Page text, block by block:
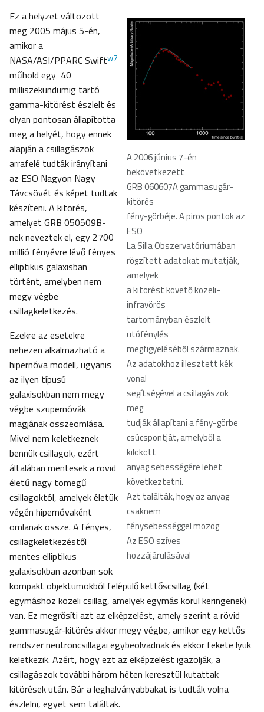
A 2006 június 7-én
bekövetkezett
GRB 060607A gammasugár-
kitörés
fény-görbéje. A piros pontok az
ESO
La Silla Obszervatóriumában
rögzített adatokat mutatják,
amelyek
a kitörést követő közeli-
infravörös
tartományban észlelt
utófénylés
megfigyeléséből származnak.
Az adatokhoz illesztett kék
vonal
segítségével a csillagászok
meg
tudják állapítani a fény-görbe
csúcspontját, amelyből a
kilökött
anyag sebességére lehet
következtetni.
Azt találták, hogy az anyag
csaknem
fénysebességgel mozog
Az ESO szíves
hozzájárulásával
Ez a helyzet változott
meg 2005 május 5-én,
amikor a
NASA/ASI/PPARC Swiftw7
műhold egy 40
milliszekundumig tartó
gamma-kitörést észlelt és
olyan pontosan állapította
meg a helyét, hogy ennek
alapján a csillagászok
arrafelé tudták irányítani
az ESO Nagyon Nagy
Távcsövét és képet tudtak
készíteni. A kitörés,
amelyet GRB 050509B-
nek neveztek el, egy 2700
millió fényévre lévő fényes
elliptikus galaxisban
történt, amelyben nem
megy végbe
csillagkeletkezés.
Ezekre az esetekre
nehezen alkalmazható a
hipernóva modell, ugyanis
az ilyen típusú
galaxisokban nem megy
végbe szupernóvák
magjának összeomlása.
Mivel nem keletkeznek
bennük csillagok, ezért
általában mentesek a rövid
életű nagy tömegű
csillagoktól, amelyek életük
végén hipernóvaként
omlanak össze. A fényes,
csillagkeletkezéstől
mentes elliptikus
galaxisokban azonban sok
kompakt objektumokból felépülő kettőscsillag (két
egymáshoz közeli csillag, amelyek egymás körül keringenek)
van. Ez megrősíti azt az elképzelést, amely szerint a rövid
gammasugár-kitörés akkor megy végbe, amikor egy kettős
rendszer neutroncsillagai egybeolvadnak és ekkor fekete lyuk
keletkezik. Azért, hogy ezt az elképzelést igazolják, a
csillagászok további három héten keresztül kutattak
kitörések után. Bár a leghalványabbakat is tudták volna
észlelni, egyet sem találtak.